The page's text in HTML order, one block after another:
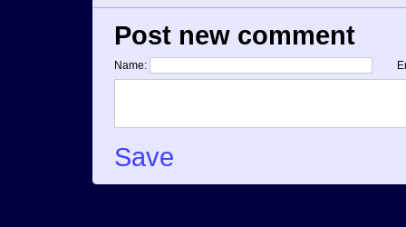
Post new comment
Name:
Save